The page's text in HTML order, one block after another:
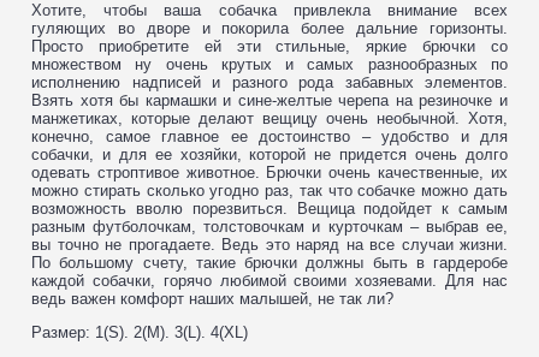
Хотите, чтобы ваша собачка привлекла внимание всех
гуляющих во дворе и покорила более дальние горизонты.
Просто приобретите ей эти стильные, яркие брючки со
множеством ну очень крутых и самых разнообразных по
исполнению надписей и разного рода забавных элементов.
Взять хотя бы кармашки и сине-желтые черепа на резиночке и
манжетиках, которые делают вещицу очень необычной. Хотя,
конечно, самое главное ее достоинство – удобство и для
собачки, и для ее хозяйки, которой не придется очень долго
одевать строптивое животное. Брючки очень качественные, их
можно стирать сколько угодно раз, так что собачке можно дать
возможность вволю порезвиться. Вещица подойдет к самым
разным футболочкам, толстовочкам и курточкам – выбрав ее,
вы точно не прогадаете. Ведь это наряд на все случаи жизни.
По большому счету, такие брючки должны быть в гардеробе
каждой собачки, горячо любимой своими хозяевами. Для нас
ведь важен комфорт наших малышей, не так ли?
Размер: 1(S). 2(M). 3(L). 4(XL)